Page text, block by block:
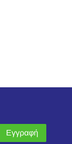
Εγγραφή